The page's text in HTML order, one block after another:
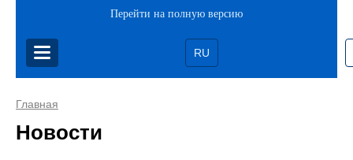
Перейти на полную версию
RU
Главная
Новости